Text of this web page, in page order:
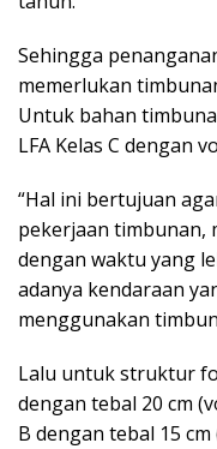
Sehingga
memerlukan
Untuk bahan
LFA Kelas C dengan
“Hal ini bertujuan
pekerjaan timbunan,
dengan waktu yang
adanya kendaraan
menggunakan
Lalu untuk struktur
dengan tebal 20 cm
B dengan tebal 15